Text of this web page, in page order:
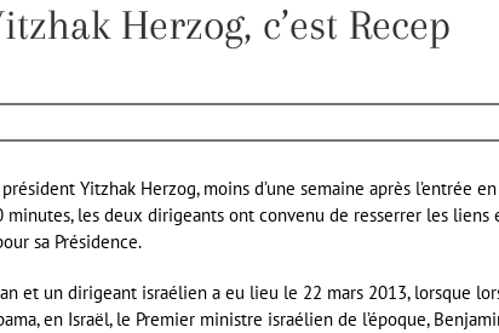
Herzog, c’est Recep
Yitzhak Herzog, moins d’une semaine après l’entrée en
les deux dirigeants ont convenu de resserrer les liens
sa Présidence.
et un dirigeant israélien a eu lieu le 22 mars 2013, lorsque
en Israël, le Premier ministre israélien de l’époque,